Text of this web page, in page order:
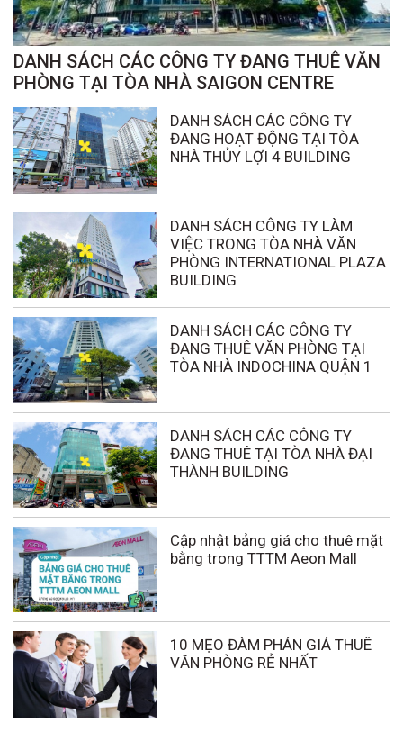
DANH SÁCH CÁC CÔNG TY ĐANG THUÊ VĂN
PHÒNG TẠI TÒA NHÀ SAIGON CENTRE
DANH SÁCH CÁC CÔNG TY
ĐANG HOẠT ĐỘNG TẠI TÒA
NHÀ THỦY LỢI 4 BUILDING
DANH SÁCH CÔNG TY LÀM
VIỆC TRONG TÒA NHÀ VĂN
PHÒNG INTERNATIONAL PLAZA
BUILDING
DANH SÁCH CÁC CÔNG TY
ĐANG THUÊ VĂN PHÒNG TẠI
TÒA NHÀ INDOCHINA QUẬN 1
DANH SÁCH CÁC CÔNG TY
ĐANG THUÊ TẠI TÒA NHÀ ĐẠI
THÀNH BUILDING
Cập nhật bảng giá cho thuê mặt
bằng trong TTTM Aeon Mall
10 MẸO ĐÀM PHÁN GIÁ THUÊ
VĂN PHÒNG RẺ NHẤT